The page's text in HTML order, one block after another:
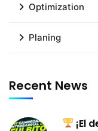
Optimization
Planing
Recent News
¡El